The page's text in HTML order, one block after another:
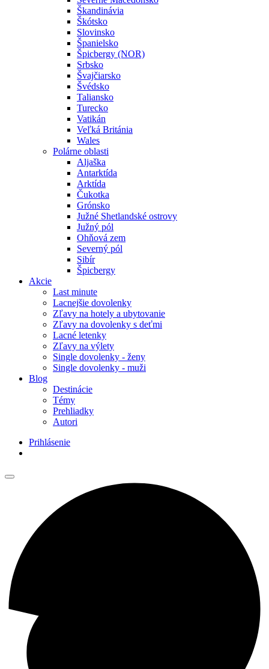
Škandinávia
Škótsko
Slovinsko
Španielsko
Špicbergy (NOR)
Srbsko
Švajčiarsko
Švédsko
Taliansko
Turecko
Vatikán
Veľká Británia
Wales
Polárne oblasti
Aljaška
Antarktída
Arktída
Čukotka
Grónsko
Južné Shetlandské ostrovy
Južný pól
Ohňová zem
Severný pól
Sibír
Špicbergy
Akcie
Last minute
Lacnejšie dovolenky
Zľavy na hotely a ubytovanie
Zľavy na dovolenky s deťmi
Lacné letenky
Zľavy na výlety
Single dovolenky - ženy
Single dovolenky - muži
Blog
Destinácie
Témy
Prehliadky
Autori
Prihlásenie